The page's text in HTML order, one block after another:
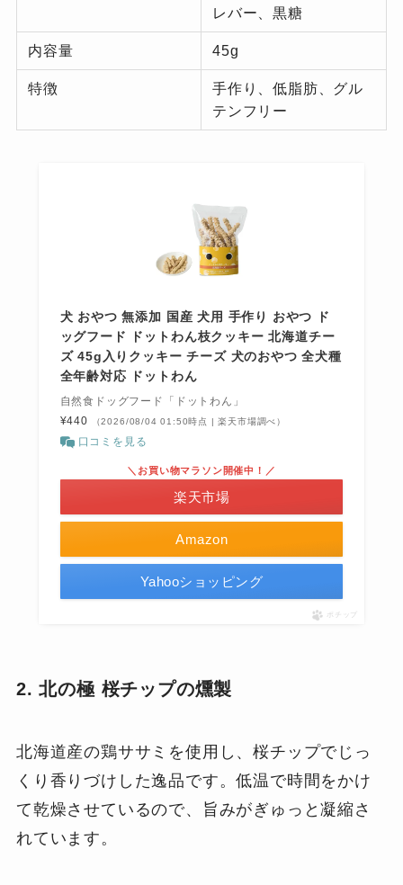
レバー、黒糖
内容量 45g
特徴
手作り、低脂肪、グル
テンフリー
犬 おやつ 無添加 国産 犬用 手作り おやつ ド
ッグフード ドットわん枝クッキー 北海道チー
ズ 45g入りクッキー チーズ 犬のおやつ 全犬種
全年齢対応 ドットわん
自然食ドッグフード「ドットわん」
¥440
（2026/08/04 01:50時点 | 楽天市場調べ）
口コミを見る
Amazon
＼お買い物マラソン開催中！／
楽天市場
Yahooショッピング
ポチップ
2. 北の極 桜チップの燻製
北海道産の鶏ササミを使用し、桜チップでじっ
くり香りづけした逸品です。低温で時間をかけ
て乾燥させているので、旨みがぎゅっと凝縮さ
れています。